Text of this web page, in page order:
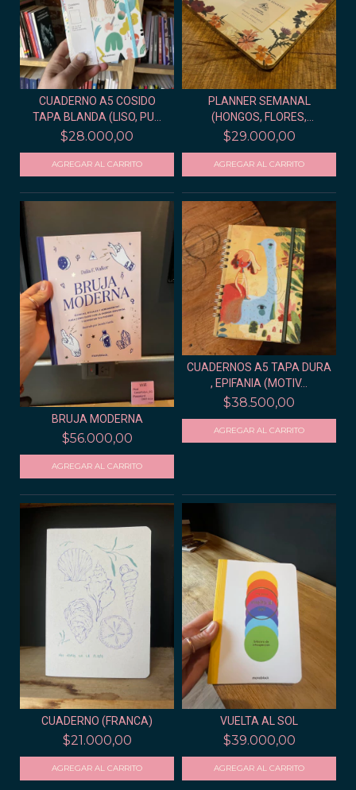
CUADERNO A5 COSIDO
TAPA BLANDA (LISO, PU...
$28.000,00
PLANNER SEMANAL
(HONGOS, FLORES,
BERRIES...
$29.000,00
BRUJA MODERNA
$56.000,00
CUADERNOS A5 TAPA DURA
, EPIFANIA (MOTIV...
$38.500,00
CUADERNO (FRANCA)
$21.000,00
VUELTA AL SOL
$39.000,00